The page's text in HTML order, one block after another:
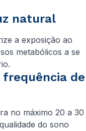
natural
a exposição ao
metabólicos a se
frequência de
no máximo 20 a 30
do sono